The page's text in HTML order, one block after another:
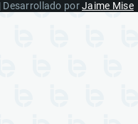
Desarrollado porJaime Mise